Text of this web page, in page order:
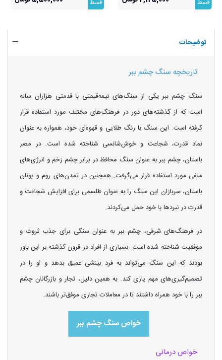
قسط قسط
توضیحات
تاریخچه سنگ چشم ببر
سنگ چشم ببر یکی از سنگ‌های نیمه‌قیمتی با قدمتی هزاران ساله
است که از گذشته‌های دور در فرهنگ‌های مختلف مورد استفاده قرار
گرفته است. این سنگ با رنگ طلایی و قهوه‌ای خود، همواره به عنوان
نماد قدرت، شجاعت و خوش‌شانسی شناخته شده است. در مصر
باستان، چشم ببر به عنوان سنگ محافظ در برابر چشم زخم و انرژی‌های
منفی مورد استفاده قرار می‌گرفت. همچنین در تمدن‌های روم و یونان
باستان، سربازان این سنگ را به عنوان طلسمی برای افزایش شجاعت و
قدرت در نبردها با خود حمل می‌کردند.
در فرهنگ‌های شرقی، چشم ببر به عنوان سنگی برای جذب ثروت و
موفقیت شناخته شده است. بسیاری از افراد در قرون گذشته بر این باور
بودند که این سنگ می‌تواند به فرد بینشی عمیق بدهد و او را در
تصمیم‌گیری‌های مهم یاری کند. به همین دلیل، تجار و بازرگانان چشم
ببر را با خود همراه داشتند تا در معاملات تجاری موفق‌تر باشند.
خواص سنگ چشم ببر
خواص درمانی